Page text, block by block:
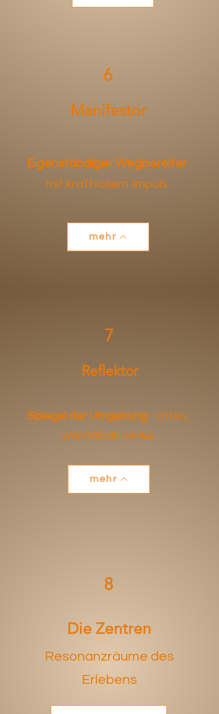
6
Manifestor
Eigenständiger Wegbereiter
mit kraftvollem Impuls
mehr
7
Reflektor
Spiegel der Umgebung - offen,
wandelbar, weise
mehr
8
Die Zentren
Resonanzräume des
Erlebens